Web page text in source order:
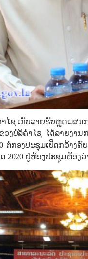
ຳໄຊ ເກັບລາຍຮັບຫຼຸດແ
ງບໍລິຄຳໄຊ ໄດ້ລາຍງາ
ຕໍ່ກອງປະຊຸມເປີດກວ້າງ
2020 ຢູ່ຫ້ອງປະຊຸມຫ້ອງ